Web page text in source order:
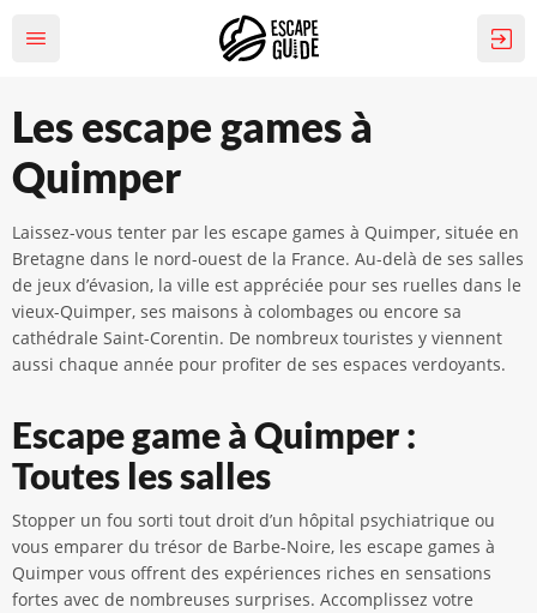
Les escape games à
Quimper
Laissez-vous tenter par les escape games à Quimper, située en
Bretagne dans le nord-ouest de la France. Au-delà de ses salles
de jeux d’évasion, la ville est appréciée pour ses ruelles dans le
vieux-Quimper, ses maisons à colombages ou encore sa
cathédrale Saint-Corentin. De nombreux touristes y viennent
aussi chaque année pour profiter de ses espaces verdoyants.
Escape game à Quimper :
Toutes les salles
Stopper un fou sorti tout droit d’un hôpital psychiatrique ou
vous emparer du trésor de Barbe-Noire, les escape games à
Quimper vous offrent des expériences riches en sensations
fortes avec de nombreuses surprises. Accomplissez votre